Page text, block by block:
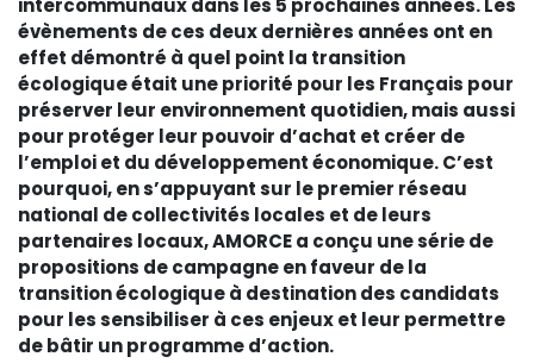
intercommunaux dans les 5 prochaines années. Les
évènements de ces deux dernières années ont en
effet démontré à quel point la transition
écologique était une priorité pour les Français pour
préserver leur environnement quotidien, mais aussi
pour protéger leur pouvoir d’achat et créer de
l’emploi et du développement économique. C’est
pourquoi, en s’appuyant sur le premier réseau
national de collectivités locales et de leurs
partenaires locaux, AMORCE a conçu une série de
propositions de campagne en faveur de la
transition écologique à destination des candidats
pour les sensibiliser à ces enjeux et leur permettre
de bâtir un programme d’action.